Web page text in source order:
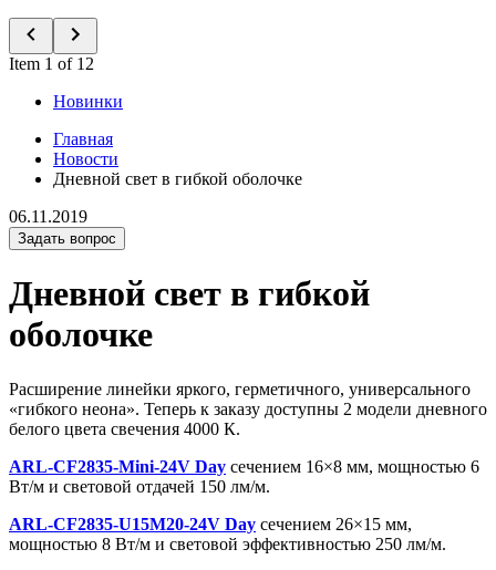
Item 1 of 12
Новинки
Главная
Новости
Дневной свет в гибкой оболочке
06.11.2019
Задать вопрос
Дневной свет в гибкой
оболочке
Расширение линейки яркого, герметичного, универсального
«гибкого неона». Теперь к заказу доступны 2 модели дневного
белого цвета свечения 4000 К.
ARL-CF2835-Mini-24V Day сечением 16×8 мм, мощностью 6
Вт/м и световой отдачей 150 лм/м.
ARL-CF2835-U15M20-24V Day сечением 26×15 мм,
мощностью 8 Вт/м и световой эффективностью 250 лм/м.